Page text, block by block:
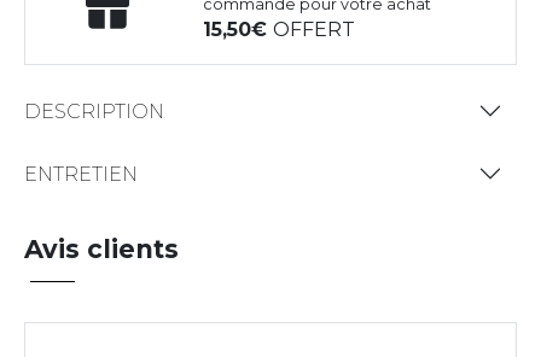
commande pour votre achat
15,50OFFERT
DESCRIPTION
ENTRETIEN
Avis clients